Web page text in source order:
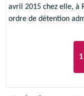
avril 2015 chez elle, à
ordre de détention
1